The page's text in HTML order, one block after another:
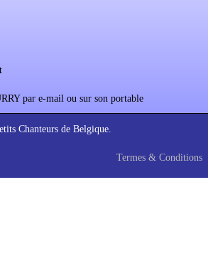
par e-mail ou sur son portable
Chanteurs de Belgique.
Termes & Conditions